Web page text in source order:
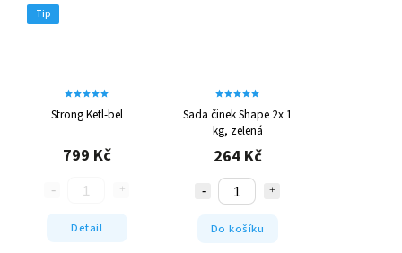
Tip
Strong Ketl-bel
799 Kč
Detail
Sada činek Shape 2x 1
kg, zelená
264 Kč
Do košíku